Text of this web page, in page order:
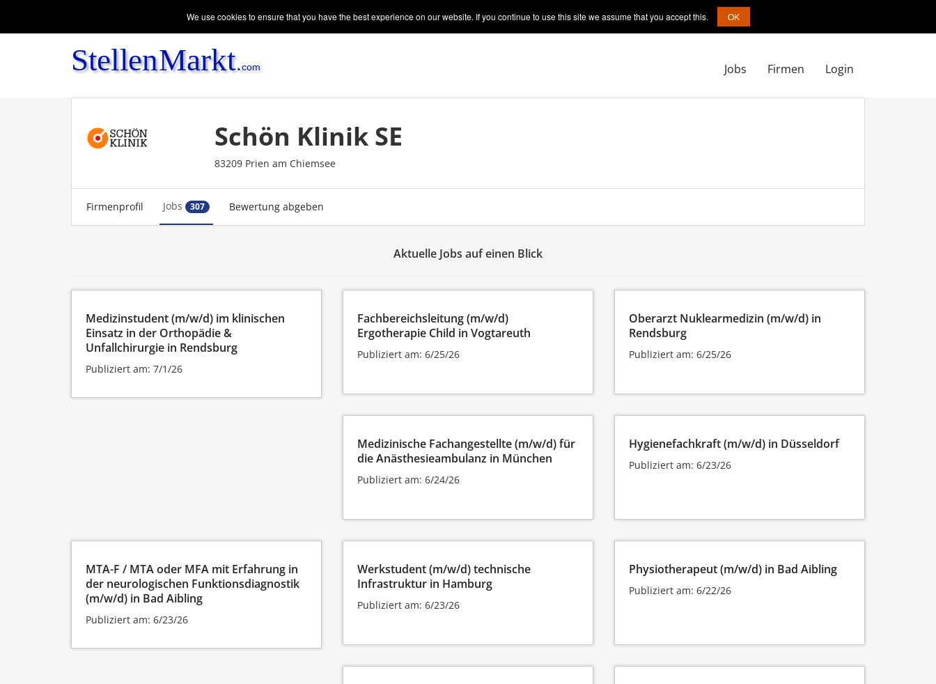
Login
Jobs Firmen
Schön Klinik SE
83209 Prien am Chiemsee
Firmenprofil Jobs 307 Bewertung abgeben
Aktuelle Jobs auf einen Blick
Medizinstudent (m/w/d) im klinischen
Einsatz in der Orthopädie &
Unfallchirurgie in Rendsburg
Publiziert am: 7/1/26
Fachbereichsleitung (m/w/d)
Ergotherapie Child in Vogtareuth
Publiziert am: 6/25/26
Oberarzt Nuklearmedizin (m/w/d) in
Rendsburg
Publiziert am: 6/25/26
Medizinische Fachangestellte (m/w/d) für
die Anästhesieambulanz in München
Publiziert am: 6/24/26
Hygienefachkraft (m/w/d) in Düsseldorf
Publiziert am: 6/23/26
MTA-F / MTA oder MFA mit Erfahrung in
der neurologischen Funktionsdiagnostik
(m/w/d) in Bad Aibling
Publiziert am: 6/23/26
Werkstudent (m/w/d) technische
Infrastruktur in Hamburg
Publiziert am: 6/23/26
Physiotherapeut (m/w/d) in Bad Aibling
Publiziert am: 6/22/26
We use cookies to ensure that you have the best experience on our website. If you continue to use this site we assume that you accept this. OK